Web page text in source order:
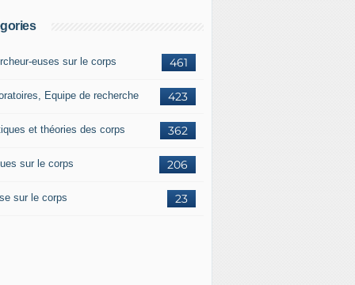
461
euses sur le corps
423
Equipe de recherche
362
et théories des corps
206
sur le corps
23
sur le corps